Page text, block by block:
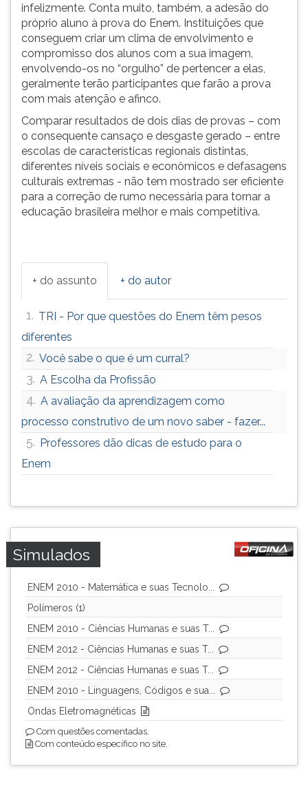
infelizmente. Conta muito, também, a adesão do
próprio aluno à prova do Enem. Instituições que
conseguem criar um clima de envolvimento e
compromisso dos alunos com a sua imagem,
envolvendo-os no “orgulho” de pertencer a elas,
geralmente terão participantes que farão a prova
com mais atenção e afinco.
Comparar resultados de dois dias de provas – com
o consequente cansaço e desgaste gerado – entre
escolas de características regionais distintas,
diferentes níveis sociais e econômicos e defasagens
culturais extremas - não tem mostrado ser eficiente
para a correção de rumo necessária para tornar a
educação brasileira melhor e mais competitiva.
+ do assunto + do autor
1. TRI - Por que questões do Enem têm pesos
diferentes
2. Você sabe o que é um curral?
3. A Escolha da Profissão
4. A avaliação da aprendizagem como
processo construtivo de um novo saber - fazer...
5. Professores dão dicas de estudo para o
Enem
Simulados
ENEM 2010 - Matemática e suas Tecnolo...
Polímeros (1)
ENEM 2010 - Ciências Humanas e suas T...
ENEM 2012 - Ciências Humanas e suas T...
ENEM 2012 - Ciências Humanas e suas T...
ENEM 2010 - Linguagens, Códigos e sua...
Ondas Eletromagnéticas
Com questões comentadas.
Com conteúdo específico no site.